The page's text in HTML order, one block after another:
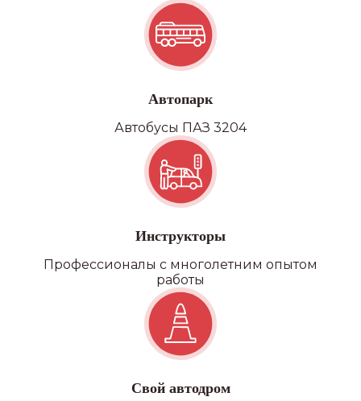
Автопарк
Автобусы ПАЗ 3204
Инструкторы
Профессионалы с многолетним опытом
работы
Свой автодром